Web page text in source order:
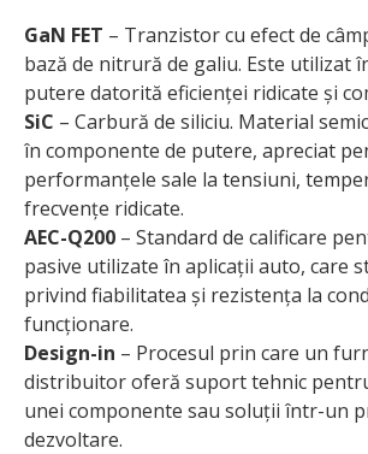
GaN FET – Tranzistor cu efect de
bază de nitrură de galiu. Este utilizat
putere datorită eficienței ridicate și
SiC – Carbură de siliciu. Material
în componente de putere, apreciat
performanțele sale la tensiuni,
frecvențe ridicate.
AEC-Q200 – Standard de calificare
pasive utilizate în aplicații auto, care
privind fiabilitatea și rezistența la
funcționare.
Design-in – Procesul prin care un
distribuitor oferă suport tehnic
unei componente sau soluții într-un
dezvoltare.